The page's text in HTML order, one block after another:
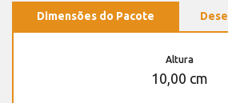
Dimensões do Pacote
Altura
10,00 cm